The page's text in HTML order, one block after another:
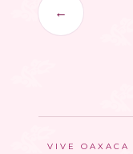
←
VIVE OAXACA